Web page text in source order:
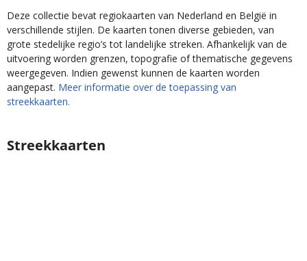
Deze collectie bevat regiokaarten van Nederland en België in
verschillende stijlen. De kaarten tonen diverse gebieden, van
grote stedelijke regio’s tot landelijke streken. Afhankelijk van de
uitvoering worden grenzen, topografie of thematische gegevens
weergegeven. Indien gewenst kunnen de kaarten worden
aangepast. Meer informatie over de toepassing van
streekkaarten.
Streekkaarten